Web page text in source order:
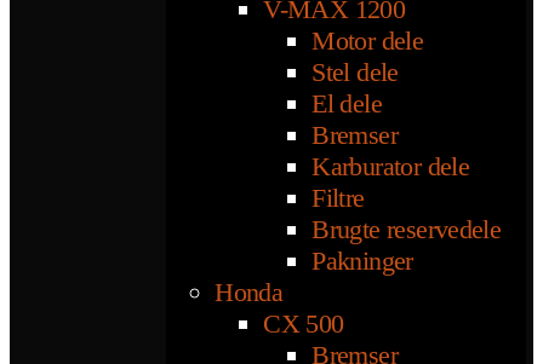
V-MAX 1200
Motor dele
Stel dele
El dele
Bremser
Karburator dele
Filtre
Brugte reservedele
Pakninger
Honda
CX 500
Bremser